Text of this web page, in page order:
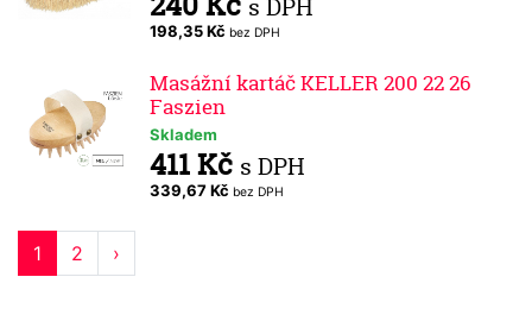
s DPH
198,35 Kč bez DPH
Masážní kartáč KELLER 200 22 26
Faszien
Skladem
411 Kč s DPH
339,67 Kč bez DPH
1 2 ›